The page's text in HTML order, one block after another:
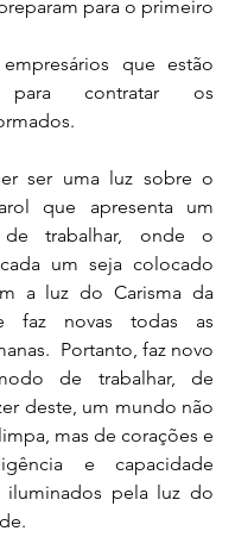
para o primeiro
que estão
para contratar os
ser uma luz sobre o
que apresenta um
trabalhar, onde o
um seja colocado
a luz do Carisma da
faz novas todas as
Portanto, faz novo
de trabalhar, de
deste, um mundo não
mas de corações e
e capacidade
iluminados pela luz do